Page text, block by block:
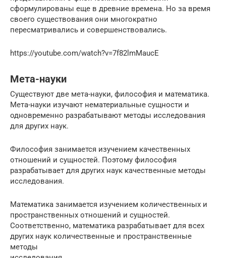
сформулированы еще в древние времена. Но за время
своего существования они многократно
пересматривались и совершенствовались.
https://youtube.com/watch?v=7f82lmMaucE
Мета-науки
Существуют две мета-науки, философия и математика.
Мета-науки изучают нематериальные сущности и
одновременно разрабатывают методы исследования
для других наук.
Философия занимается изучением качественных
отношений и сущностей. Поэтому философия
разрабатывает для других наук качественные методы
исследования.
Математика занимается изучением количественных и
пространственных отношений и сущностей.
Соответственно, математика разрабатывает для всех
других наук количественные и пространственные
методы